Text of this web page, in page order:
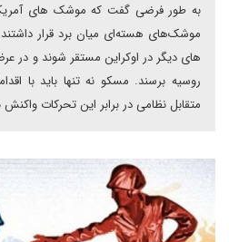
به طور فرضی گفت که موشک های
موشک‌های هسته‌ای میان ‌برد قرار
های دیگر در اوکراین مستقر شوند و در
روسیه برسند. مسکو نه تنها باید با
متقابل نظامی در برابر این تحرکات